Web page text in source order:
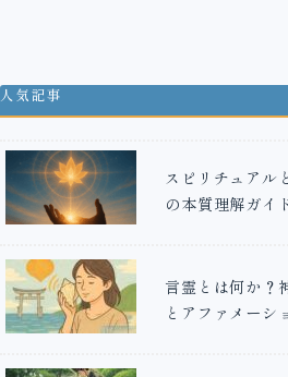
人気記事
スピリチュアル
の本質理解ガイ
言霊とは何か？
とアファメーシ